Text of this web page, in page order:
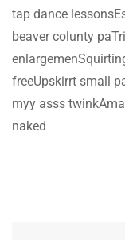
tap dance
beaver colunty
freeUpskirrt small
myy asss
naked